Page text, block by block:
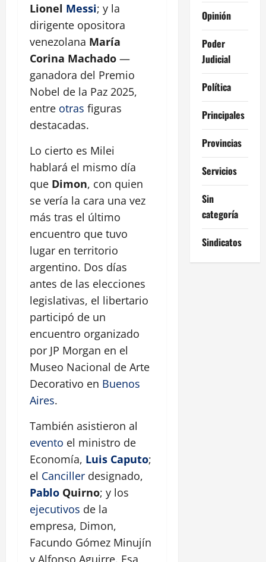
Lionel Messi; y la
dirigente opositora
venezolana María
Corina Machado —
ganadora del Premio
Nobel de la Paz 2025,
entre otras figuras
destacadas.
Lo cierto es Milei
hablará el mismo día
que Dimon, con quien
se vería la cara una vez
más tras el último
encuentro que tuvo
lugar en territorio
argentino. Dos días
antes de las elecciones
legislativas, el libertario
participó de un
encuentro organizado
por JP Morgan en el
Museo Nacional de Arte
Decorativo en Buenos
Aires.
También asistieron al
evento el ministro de
Economía, Luis Caputo;
el Canciller designado,
Pablo Quirno; y los
ejecutivos de la
empresa, Dimon,
Facundo Gómez Minujín
y Alfonso Aguirre. Esa
Opinión
Poder
Judicial
Política
Principales
Provincias
Servicios
Sin
categoría
Sindicatos